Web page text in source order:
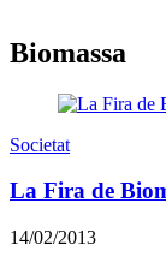
Biomassa
Societat
La Fira de
14/02/2013